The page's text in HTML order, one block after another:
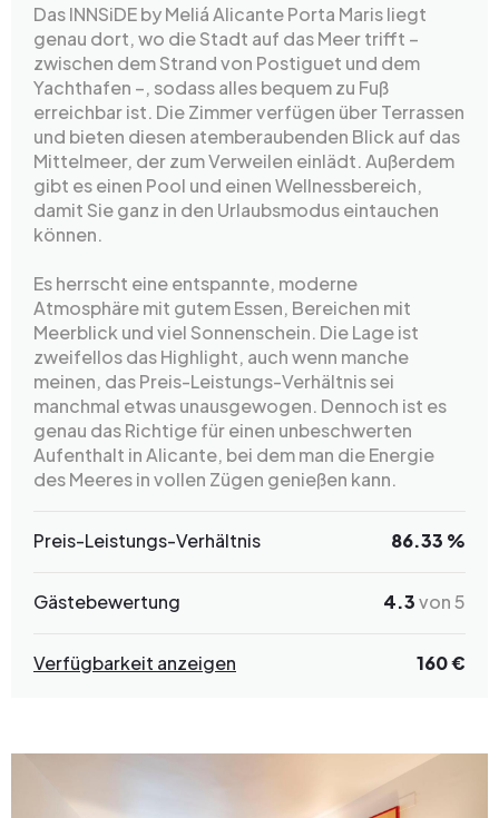
Das INNSiDE by Meliá Alicante Porta Maris liegt
genau dort, wo die Stadt auf das Meer trifft –
zwischen dem Strand von Postiguet und dem
Yachthafen –, sodass alles bequem zu Fuß
erreichbar ist. Die Zimmer verfügen über Terrassen
und bieten diesen atemberaubenden Blick auf das
Mittelmeer, der zum Verweilen einlädt. Außerdem
gibt es einen Pool und einen Wellnessbereich,
damit Sie ganz in den Urlaubsmodus eintauchen
können.
Es herrscht eine entspannte, moderne
Atmosphäre mit gutem Essen, Bereichen mit
Meerblick und viel Sonnenschein. Die Lage ist
zweifellos das Highlight, auch wenn manche
meinen, das Preis-Leistungs-Verhältnis sei
manchmal etwas unausgewogen. Dennoch ist es
genau das Richtige für einen unbeschwerten
Aufenthalt in Alicante, bei dem man die Energie
des Meeres in vollen Zügen genießen kann.
Preis-Leistungs-Verhältnis 86.33 %
Gästebewertung 4.3von 5
Verfügbarkeit anzeigen 160 €